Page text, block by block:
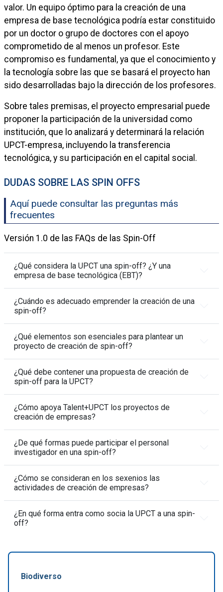
valor. Un equipo óptimo para la creación de una
empresa de base tecnológica podría estar constituido
por un doctor o grupo de doctores con el apoyo
comprometido de al menos un profesor. Este
compromiso es fundamental, ya que el conocimiento y
la tecnología sobre las que se basará el proyecto han
sido desarrolladas bajo la dirección de los profesores.
Sobre tales premisas, el proyecto empresarial puede
proponer la participación de la universidad como
institución, que lo analizará y determinará la relación
UPCT-empresa, incluyendo la transferencia
tecnológica, y su participación en el capital social.
DUDAS SOBRE LAS SPIN OFFS
Aquí puede consultar las preguntas más
frecuentes
Versión 1.0 de las FAQs de las Spin-Off
¿Qué considera la UPCT una spin-off? ¿Y una
empresa de base tecnológica (EBT)?
¿Cuándo es adecuado emprender la creación de una
spin-off?
¿Qué elementos son esenciales para plantear un
proyecto de creación de spin-off?
¿Qué debe contener una propuesta de creación de
spin-off para la UPCT?
¿Cómo apoya Talent+UPCT los proyectos de
creación de empresas?
¿De qué formas puede participar el personal
investigador en una spin-off?
¿Cómo se consideran en los sexenios las
actividades de creación de empresas?
¿En qué forma entra como socia la UPCT a una spin-
off?
Biodiverso